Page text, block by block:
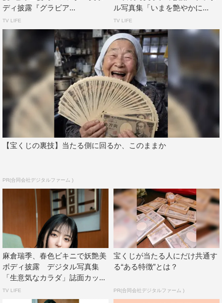
ディ披露『グラビア...
TV LIFE
ル写真集「いまを艶やかに...
TV LIFE
【宝くじの裏技】当たる側に回るか、このままか
PR(合同会社デジタルファーム )
麻倉瑞季、春色ビキニで妖艶美
ボディ披露 デジタル写真集
「生意気なカラダ」誌面カッ...
TV LIFE
宝くじが当たる人にだけ共通す
る“ある特徴”とは？
PR(合同会社デジタルファーム )